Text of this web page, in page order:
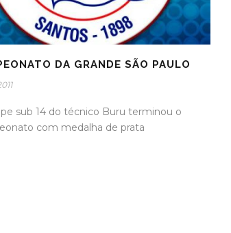
DA GRANDE SÃO PAULO
sub 14 do técnico Buru terminou o
com medalha de prata